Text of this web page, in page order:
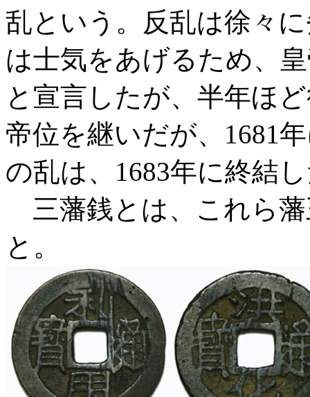
乱という。反乱は徐々
は士気をあげるため、
と宣言したが、半年ほ
帝位を継いだが、1681
の乱は、1683年に終結
三藩銭とは、これら
と。